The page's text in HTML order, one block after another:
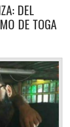
DEL
DE TOGA